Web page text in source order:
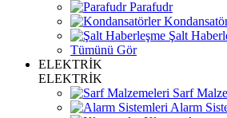
Parafudr
Şalt
Tümünü Gör
ELEKTRİK
ELEKTRİK
Sarf
Alarm